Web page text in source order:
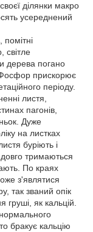
ділянки макро
усереднений
помітні
світле
дерева погано
Фосфор прискорює
періоду.
листя,
пагонів,
Дуже
на листках
буріють і
тримаються
По краях
з'являтися
так званий опік
як кальцій.
нормального
бракує кальцію